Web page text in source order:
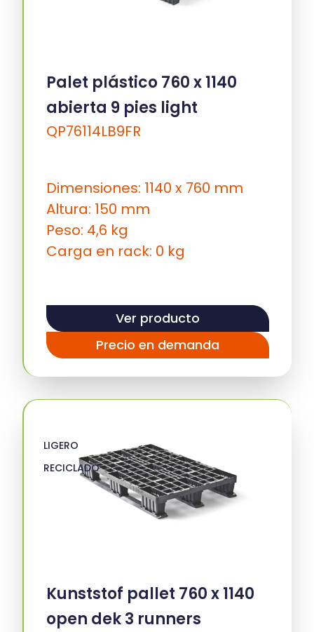
Palet plástico 760 x 1140
abierta 9 pies light
QP76114LB9FR
Dimensiones: 1140 x 760 mm
Altura: 150 mm
Peso: 4,6 kg
Carga en rack: 0 kg
Ver producto
Precio en demanda
LIGERO
RECICLADO
Kunststof pallet 760 x 1140
open dek 3 runners